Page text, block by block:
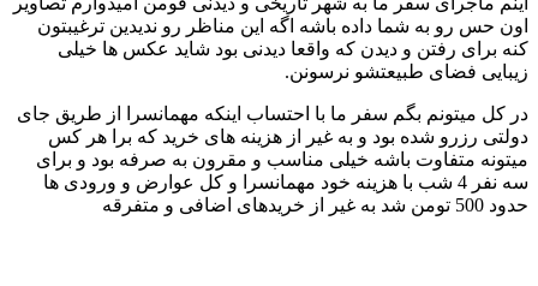
اون حس رو به شما داده باشه اگه این مناظر رو ندیدین ترغیبتون
کنه برای رفتن و دیدن که واقعا دیدنی بود شاید عکس ها خیلی
زیبایی فضای طبیعتشو نرسونن.
در کل میتونم بگم سفر ما با احتساب اینکه مهمانسرا از طریق جای
دولتی رزرو شده بود و به غیر از هزینه های خرید که برا هر کس
میتونه متفاوت باشه خیلی مناسب و مقرون به صرفه بود و برای
سه نفر 4 شب با هزینه خود مهمانسرا و کل عوارض و ورودی ها
حدود 500 تومن شد به غیر از خریدهای اضافی و متفرقه